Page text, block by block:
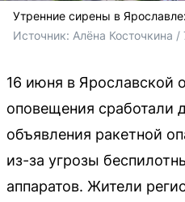
Утренние сирены в
Источник: Алёна Косточкина /
16 июня в Ярославской
оповещения сработали
объявления ракетной
из-за угрозы
аппаратов. Жители